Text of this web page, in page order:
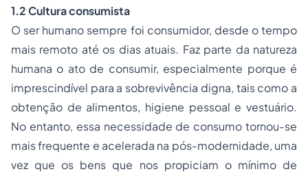
1.2 Cultura consumista
O ser humano sempre foi consumidor, desde o tempo
mais remoto até os dias atuais. Faz parte da natureza
humana o ato de consumir, especialmente porque é
imprescindível para a sobrevivência digna, tais como a
obtenção de alimentos, higiene pessoal e vestuário.
No entanto, essa necessidade de consumo tornou-se
mais frequente e acelerada na pós-modernidade, uma
vez que os bens que nos propiciam o mínimo de